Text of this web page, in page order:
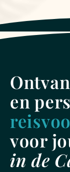
en
voor
in de